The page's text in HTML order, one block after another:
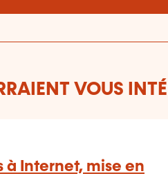
VOUS
à Internet, mise en